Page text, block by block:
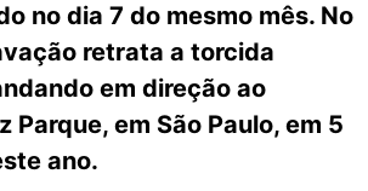
no dia 7 do mesmo mês. No
retrata a torcida
em direção ao
Parque, em São Paulo, em 5
ano.